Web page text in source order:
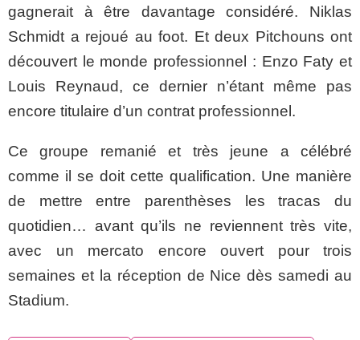
gagnerait à être davantage considéré. Niklas
Schmidt a rejoué au foot. Et deux Pitchouns ont
découvert le monde professionnel : Enzo Faty et
Louis Reynaud, ce dernier n’étant même pas
encore titulaire d’un contrat professionnel.
Ce groupe remanié et très jeune a célébré
comme il se doit cette qualification. Une manière
de mettre entre parenthèses les tracas du
quotidien… avant qu’ils ne reviennent très vite,
avec un mercato encore ouvert pour trois
semaines et la réception de Nice dès samedi au
Stadium.